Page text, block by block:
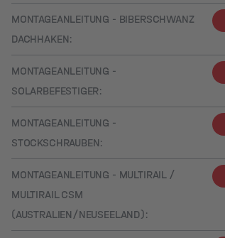
MONTAGEANLEITUNG - BIBERSCHWANZ
DACHHAKEN:
MONTAGEANLEITUNG -
SOLARBEFESTIGER:
MONTAGEANLEITUNG -
STOCKSCHRAUBEN:
MONTAGEANLEITUNG - MULTIRAIL /
MULTIRAIL CSM
(AUSTRALIEN/NEUSEELAND):